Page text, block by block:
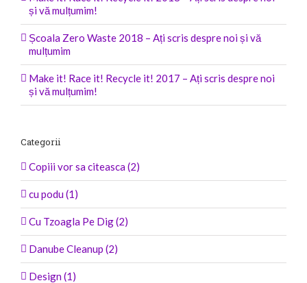
și vă mulțumim!
Școala Zero Waste 2018 – Ați scris despre noi și vă
mulțumim
Make it! Race it! Recycle it! 2017 – Ați scris despre noi
și vă mulțumim!
Categorii
Copiii vor sa citeasca (2)
cu podu (1)
Cu Tzoagla Pe Dig (2)
Danube Cleanup (2)
Design (1)